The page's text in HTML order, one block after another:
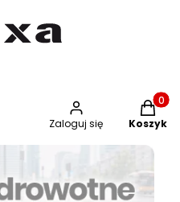
Zaloguj się Koszyk